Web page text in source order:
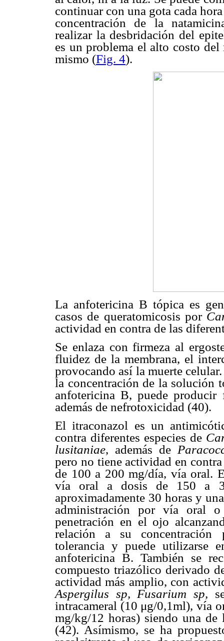
continuar con una gota cada
concentración de la
realizar la desbridación del
es un problema el alto costo
mismo (Fig. 4).
La anfotericina B tópica es
casos de queratomicosis por
actividad en contra de las
Se enlaza con firmeza al
fluidez de la membrana, el
provocando así la muerte
la concentración de la solución
anfotericina B, puede producir
además de nefrotoxicidad (40).
El itraconazol es un
contra diferentes especies de
lusitaniae, además de
pero no tiene actividad en
de 100 a 200 mg/día, vía oral.
vía oral a dosis de 150 a
aproximadamente 30 horas y
administración por vía oral
penetración en el ojo
relación a su concentración
tolerancia y puede utilizarse
anfotericina B. También se
compuesto triazólico derivado
actividad más amplio, con
Aspergilus sp, Fusarium sp,
intracameral (10 μg/0,1ml), vía
mg/kg/12 horas) siendo una
(42). Asímismo, se ha